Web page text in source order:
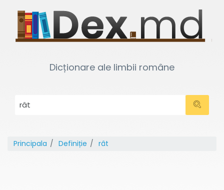
Dicționare ale limbii române
Principala Definiție rât